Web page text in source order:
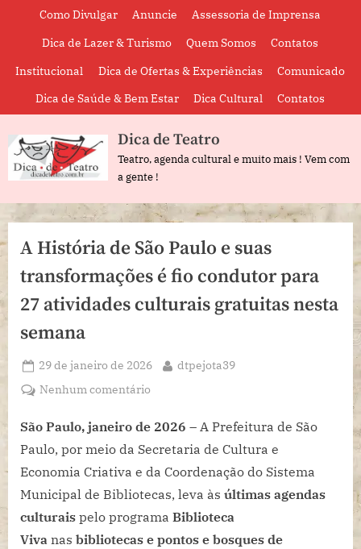
Como Divulgar Anuncie
Assessoria de Imprensa
Dica de Lazer & Turismo
Quem Somos
Contatos
Institucional
Dica de Ofertas & Experiências
Comunicado
Dica de Saúde & Bem Estar
Dica Cultural Contatos
Dica de Teatro
Teatro, agenda cultural e muito mais ! Vem com
a gente !
A História de São Paulo e suas
transformações é fio condutor para
27 atividades culturais gratuitas nesta
semana
Posted
on
29 de janeiro de 2026 By
dtpejota39
Nenhum comentário
História
de
Paulo
e
suas
transformações
São Paulo, janeiro de 2026 – A Prefeitura de São
Paulo, por meio da Secretaria de Cultura e
Economia Criativa e da Coordenação do Sistema
Municipal de Bibliotecas, leva às últimas agendas
culturais pelo programa Biblioteca
Viva nas bibliotecas e pontos e bosques de